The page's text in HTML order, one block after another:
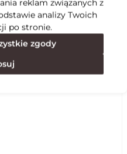
reklam związanych z
analizy Twoich
po stronie.
zgody